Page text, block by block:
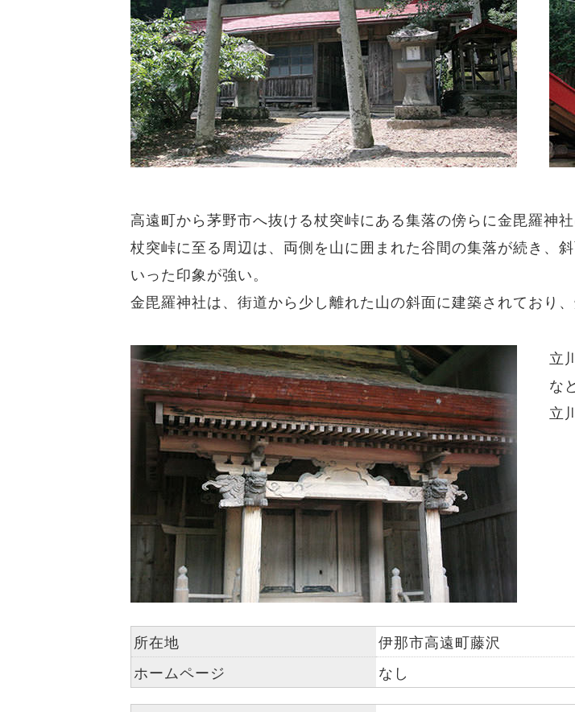
高遠町から茅野市へ抜ける杖突峠にある集落の傍らに金毘羅神社
杖突峠に至る周辺は、両側を山に囲まれた谷間の集落が続き、
いった印象が強い。
金毘羅神社は、街道から少し離れた山の斜面に建築されており
立
な
立
所在地
伊那市高遠町藤沢
ホームページ
なし